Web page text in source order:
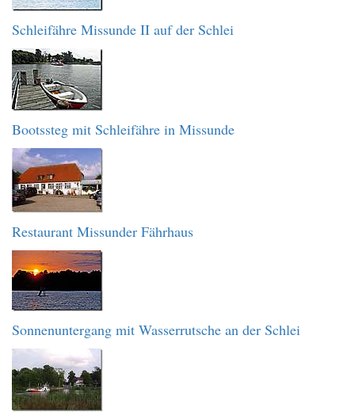
Schleifähre Missunde II auf der Schlei
Bootssteg mit Schleifähre in Missunde
Restaurant Missunder Fährhaus
Sonnenuntergang mit Wasserrutsche an der Schlei